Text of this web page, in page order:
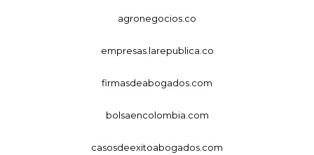
agronegocios.co
empresas.larepublica.co
firmasdeabogados.com
bolsaencolombia.com
casosdeexitoabogados.com